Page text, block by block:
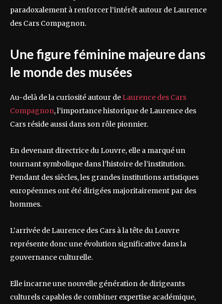
paradoxalement à renforcer l’intérêt autour de Laurence
des Cars Compagnon.
Une figure féminine majeure dans
le monde des musées
Au-delà de la curiosité autour de Laurence des Cars
Compagnon, l’importance historique de Laurence des
Cars réside aussi dans son rôle pionnier.
En devenant directrice du Louvre, elle a marqué un
tournant symbolique dans l’histoire de l’institution.
Pendant des siècles, les grandes institutions artistiques
européennes ont été dirigées majoritairement par des
hommes.
L’arrivée de Laurence des Cars à la tête du Louvre
représente donc une évolution significative dans la
gouvernance culturelle.
Elle incarne une nouvelle génération de dirigeants
culturels capables de combiner expertise académique,